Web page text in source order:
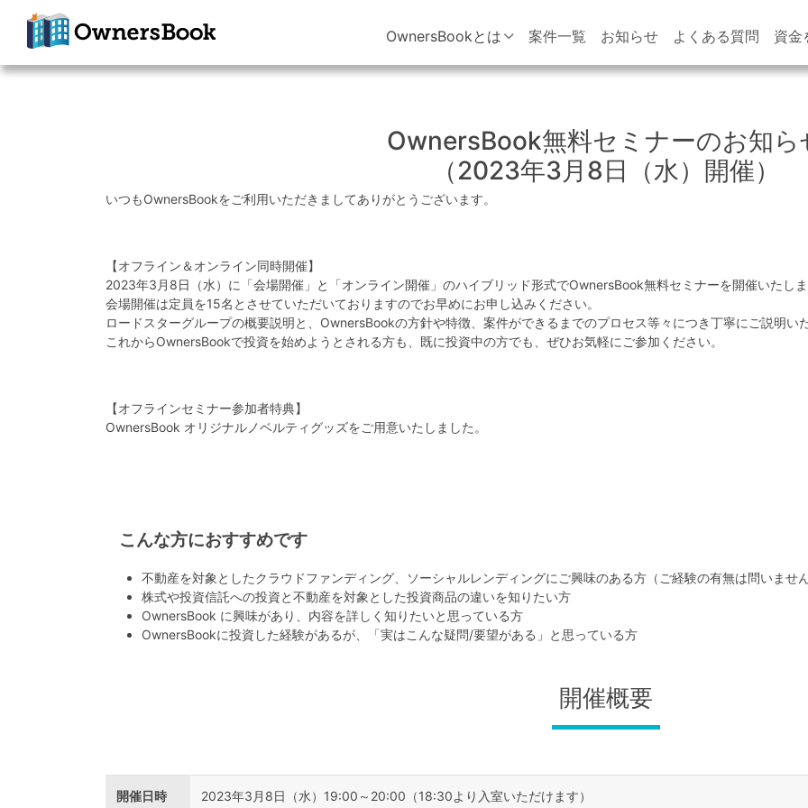
クラウドファン
OwnersBookとは 案件一覧 お知らせ よくある質問 資金
OwnersBook無料セミナーのお知ら
（2023年3月8日（水）開催）
いつもOwnersBookをご利用いただきましてありがとうございます。
【オフライン＆オンライン同時開催】
2023年3月8日（水）に「会場開催」と「オンライン開催」のハイブリッド形式でOwnersBook無料セミナーを開催いたし
会場開催は定員を15名とさせていただいておりますのでお早めにお申し込みください。
ロードスターグループの概要説明と、OwnersBookの方針や特徴、案件ができるまでのプロセス等々につき丁寧にご説明い
これからOwnersBookで投資を始めようとされる方も、既に投資中の方でも、ぜひお気軽にご参加ください。
【オフラインセミナー参加者特典】
OwnersBook オリジナルノベルティグッズをご用意いたしました。
こんな方におすすめです
不動産を対象としたクラウドファンディング、ソーシャルレンディングにご興味のある方（ご経験の有無は問いませ
株式や投資信託への投資と不動産を対象とした投資商品の違いを知りたい方
OwnersBook に興味があり、内容を詳しく知りたいと思っている方
OwnersBookに投資した経験があるが、「実はこんな疑問/要望がある」と思っている方
開催概要
開催日時 2023年3月8日（水）19:00～20:00（18:30より入室いただけます）